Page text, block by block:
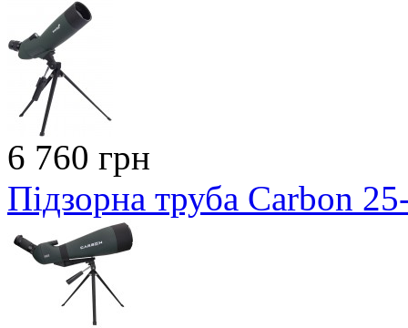
6 760 грн
Підзорна труба Carbon